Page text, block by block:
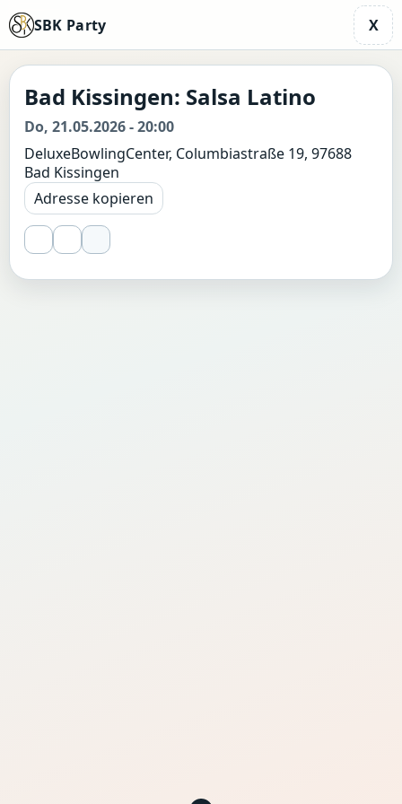
SBK Party X
Bad Kissingen: Salsa Latino
Do, 21.05.2026 - 20:00
DeluxeBowlingCenter, Columbiastraße 19, 97688
Bad Kissingen
Adresse kopieren